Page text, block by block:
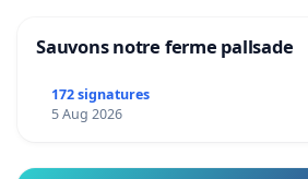
Sauvons notre ferme pallsade
172 signatures
5 Aug 2026